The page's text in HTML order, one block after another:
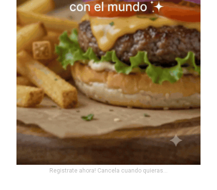
Registrate ahora! Cancela cuando quieras...